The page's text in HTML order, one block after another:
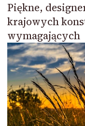
Piękne,
krajowych
wymagających